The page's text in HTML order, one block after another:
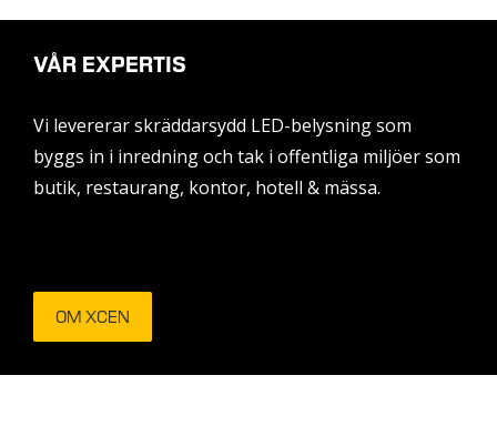
VÅR EXPERTIS
Vi levererar skräddarsydd LED-belysning som
byggs in i inredning och tak i offentliga miljöer som
butik, restaurang, kontor, hotell & mässa.
OM XCEN